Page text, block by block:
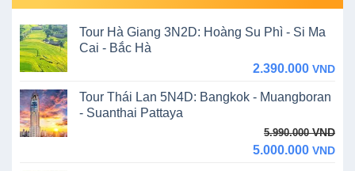
Tour Hà Giang 3N2D: Hoàng Su Phì - Si Ma
Cai - Bắc Hà
2.390.000 VND
Tour Thái Lan 5N4D: Bangkok - Muangboran
- Suanthai Pattaya
5.990.000VND
5.000.000 VND